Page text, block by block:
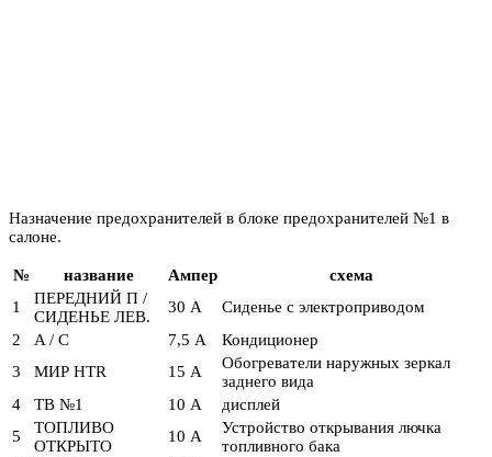
Назначение предохранителей в блоке предохранителей №1 в
салоне.
№ название Ампер
схема
1
ПЕРЕДНИЙ П /
СИДЕНЬЕ ЛЕВ.
30 А
Сиденье с электроприводом
2
A / C 7,5 А
Кондиционер
3
МИР HTR 15 А
Обогреватели наружных зеркал
заднего вида
4
ТВ №1 10 А
дисплей
5
ТОПЛИВО
ОТКРЫТО
10 А
Устройство открывания лючка
топливного бака